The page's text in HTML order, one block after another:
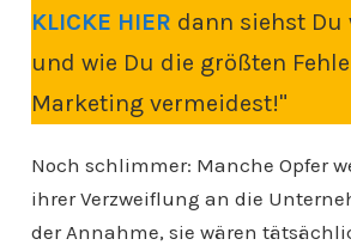
KLICKE HIER dann siehst Du
und wie Du die größten
Marketing vermeidest!"
Noch schlimmer: Manche Opfer
ihrer Verzweiflung an die
der Annahme, sie wären